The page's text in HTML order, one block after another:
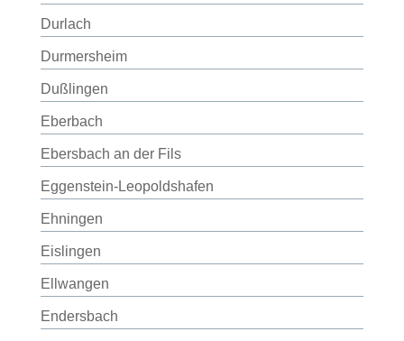
Durlach
Durmersheim
Dußlingen
Eberbach
Ebersbach an der Fils
Eggenstein-Leopoldshafen
Ehningen
Eislingen
Ellwangen
Endersbach